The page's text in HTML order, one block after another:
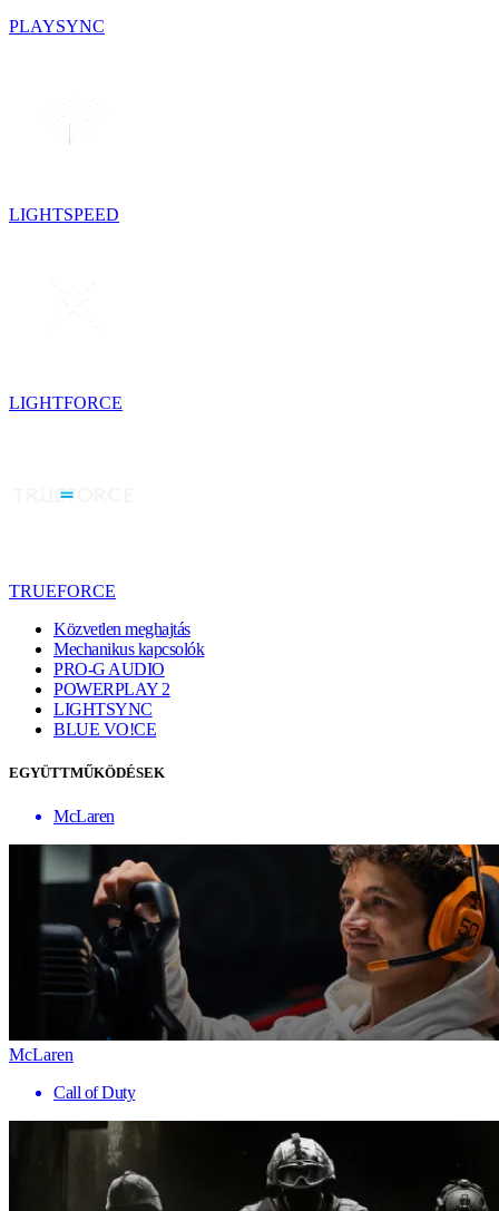
PLAYSYNC
LIGHTSPEED
LIGHTFORCE
TRUEFORCE
Közvetlen meghajtás
Mechanikus kapcsolók
PRO-G AUDIO
POWERPLAY 2
LIGHTSYNC
BLUE VO!CE
EGYÜTTMŰKÖDÉSEK
McLaren
McLaren
Call of Duty